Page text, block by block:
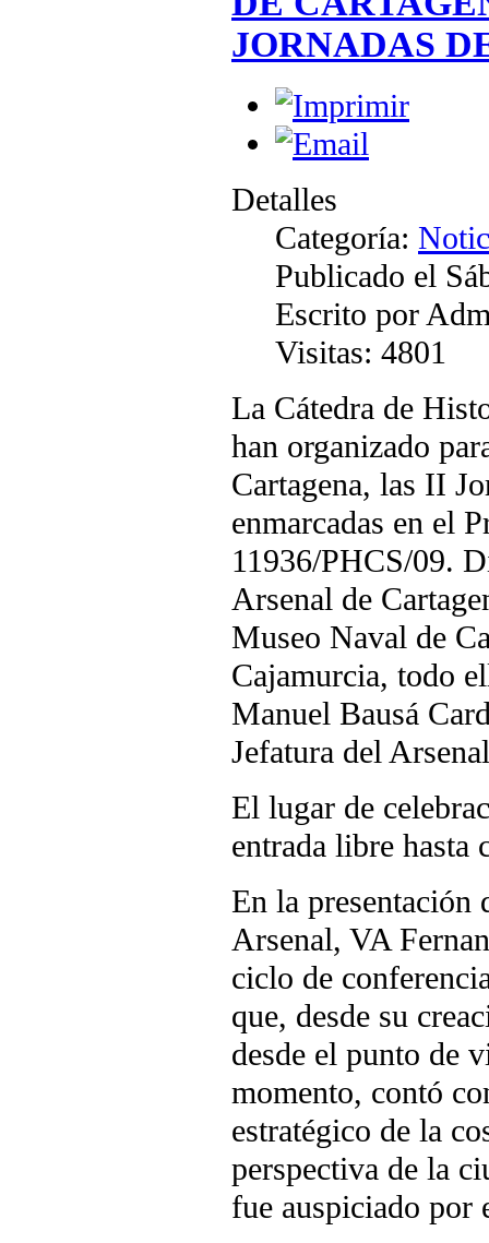
JORNADAS
Detalles
Categoría:
Publicado el
Escrito por
Visitas: 4801
La Cátedra de
han organizado
Cartagena, las II
enmarcadas en el
11936/PHCS/09.
Arsenal de
Museo Naval de
Cajamurcia, todo
Manuel Bausá
Jefatura del
El lugar de
entrada libre hasta
En la presentación
Arsenal, VA
ciclo de
que, desde su
desde el punto de
momento, contó
estratégico de la
perspectiva de la
fue auspiciado por